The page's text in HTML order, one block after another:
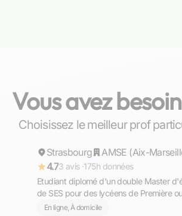
Vous avez
Choisissez le meilleur prof
Répond rapidement
Nicolas
Strasbourg
4.73 avis ·175h données
Etudiant diplomé d'un double Master
de SES pour des lycéens de Première
ligne)
En ligne, À domicile